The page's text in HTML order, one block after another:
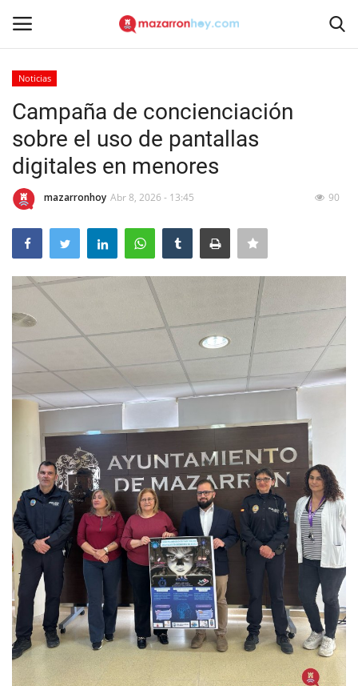
Inicio
Contacto
Noticias
Entrevistas
Reportajes
Empresas
Mapa de Mazarrón
Vídeos
Galerías
Contacto
Empresas
Noticias
Campaña de concienciación
sobre el uso de pantallas
digitales en menores
mazarronhoy Abr 8, 2026 - 13:45 90